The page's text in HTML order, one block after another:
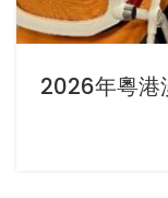
2026年粵港